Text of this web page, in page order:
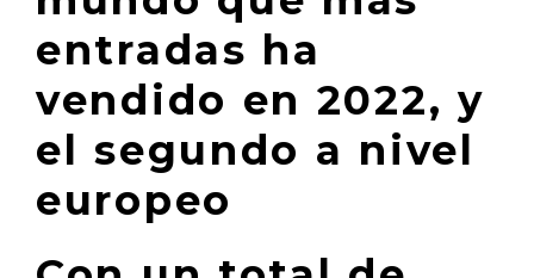
entradas ha
vendido en 2022, y
el segundo a nivel
europeo